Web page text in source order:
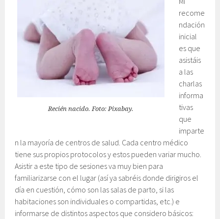
Recién nacido. Foto: Pixabay.
recome
ndación
inicial
es que
asistáis
a las
charlas
informa
tivas
que
imparte
n la mayoría de centros de salud. Cada centro médico
tiene sus propios protocolos y estos pueden variar mucho.
Asistir a este tipo de sesiones va muy bien para
familiarizarse con el lugar (así ya sabréis donde dirigiros el
día en cuestión, cómo son las salas de parto, si las
habitaciones son individuales o compartidas, etc.) e
informarse de distintos aspectos que considero básicos: